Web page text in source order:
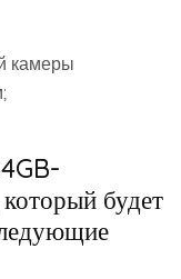
камеры
будет